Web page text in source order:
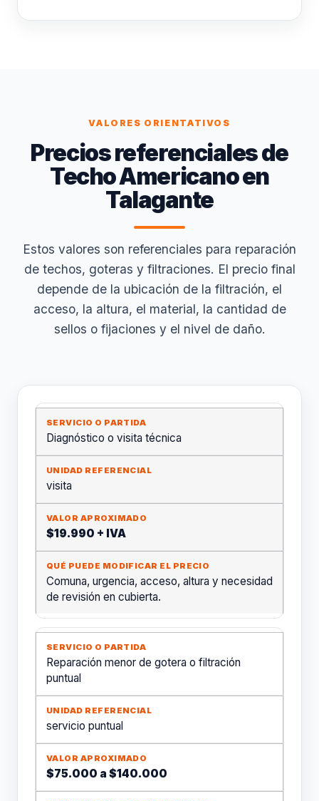
VALORES ORIENTATIVOS
Precios referenciales de
Techo Americano en
Talagante
Estos valores son referenciales para reparación
de techos, goteras y filtraciones. El precio final
depende de la ubicación de la filtración, el
acceso, la altura, el material, la cantidad de
sellos o fijaciones y el nivel de daño.
Diagnóstico o visita técnica
visita
$19.990 + IVA
Comuna, urgencia, acceso, altura y necesidad
de revisión en cubierta.
Reparación menor de gotera o filtración
puntual
servicio puntual
$75.000 a $140.000